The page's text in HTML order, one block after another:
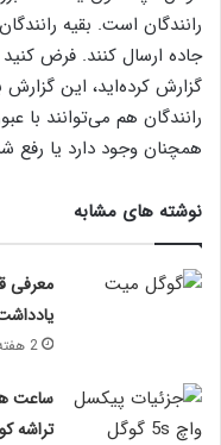
رانندگان است. بقیه
جاده ارسال کنند. فرض
گزارش کرده‌اید، این
رانندگان هم می‌توانند با
همچنان وجود دارد یا رفع
نوشته های مشابه
معرفی
2 هفته پیش